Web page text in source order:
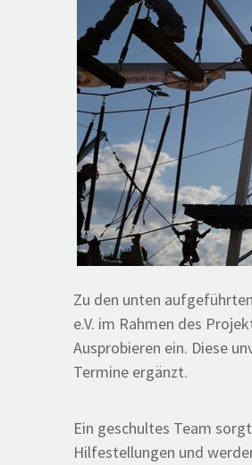
Zu den unten
e.V. im Rahmen des
Ausprobieren ein. Diese
Termine ergänzt.
Ein geschultes Team
Hilfestellungen und